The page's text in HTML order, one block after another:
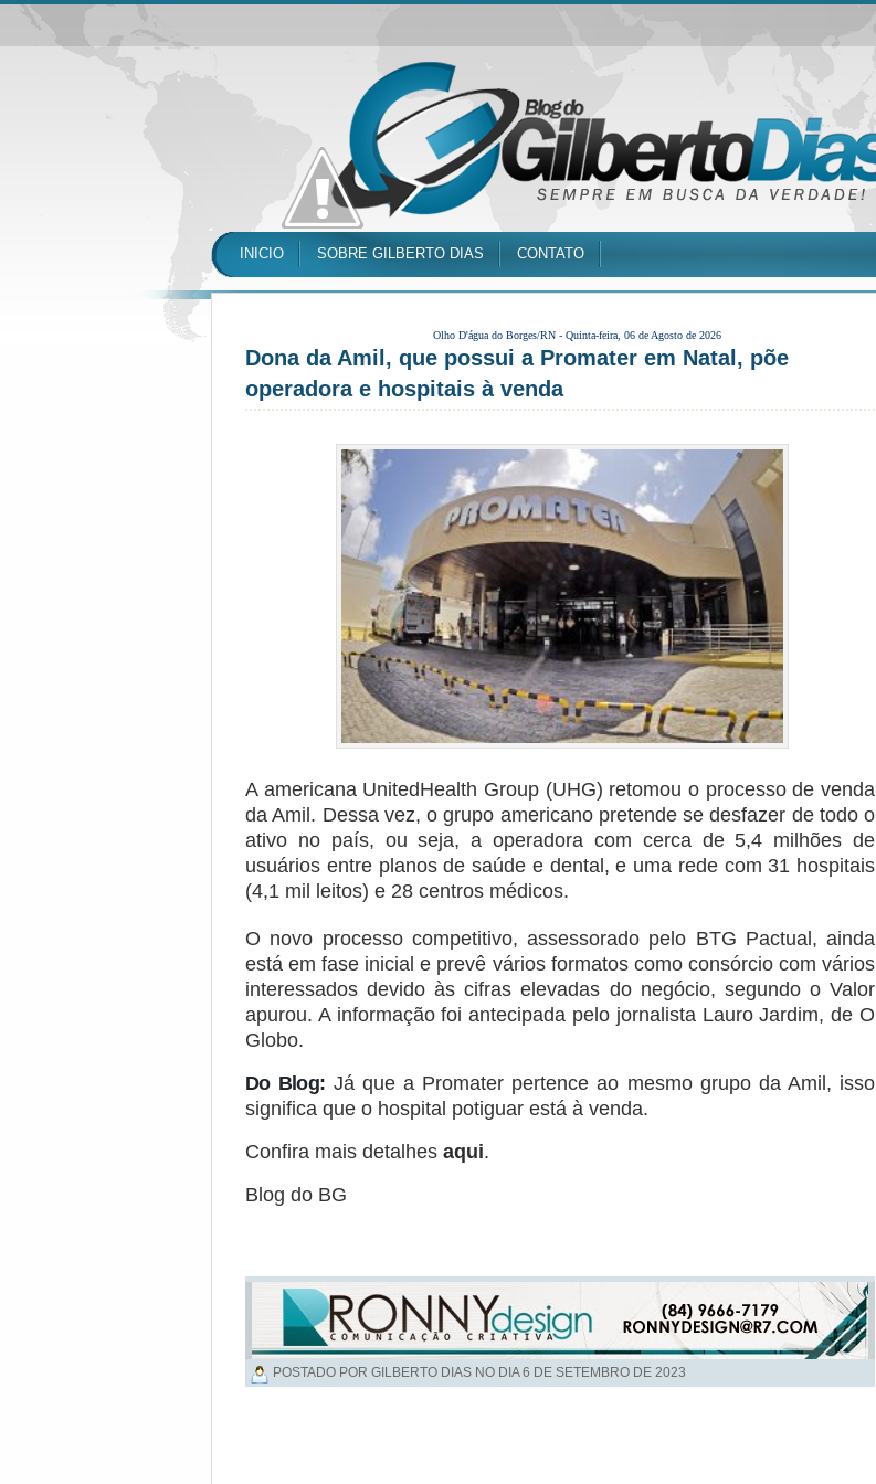
INICIO SOBRE GILBERTO DIAS CONTATO
Olho D'água do Borges/RN - Quinta-feira, 06 de Agosto de 2026
Dona da Amil, que possui a Promater em Natal, põe
operadora e hospitais à venda
A americana UnitedHealth Group (UHG) retomou o processo de venda
da Amil. Dessa vez, o grupo americano pretende se desfazer de todo o
ativo no país, ou seja, a operadora com cerca de 5,4 milhões de
usuários entre planos de saúde e dental, e uma rede com 31 hospitais
(4,1 mil leitos) e 28 centros médicos.
O novo processo competitivo, assessorado pelo BTG Pactual, ainda
está em fase inicial e prevê vários formatos como consórcio com vários
interessados devido às cifras elevadas do negócio, segundo o Valor
apurou. A informação foi antecipada pelo jornalista Lauro Jardim, de O
Globo.
Do Blog: Já que a Promater pertence ao mesmo grupo da Amil, isso
significa que o hospital potiguar está à venda.
Confira mais detalhes aqui.
Blog do BG
POSTADO POR GILBERTO DIAS NO DIA6 DE SETEMBRO DE 2023